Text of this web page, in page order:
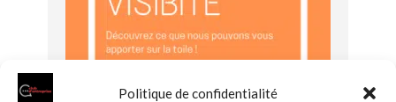
Politique de confidentialité